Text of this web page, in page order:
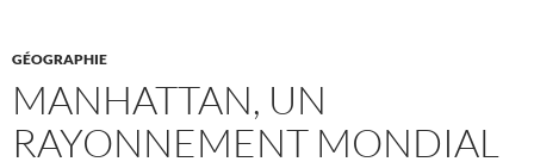
GÉOGRAPHIE
MANHATTAN, UN
RAYONNEMENT MONDIAL